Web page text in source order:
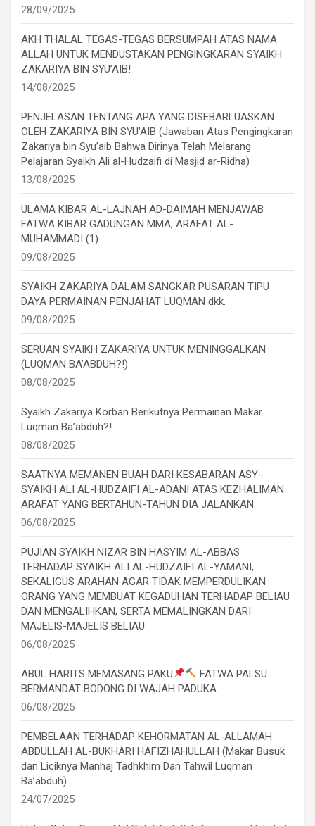
28/09/2025
AKH THALAL TEGAS-TEGAS BERSUMPAH ATAS NAMA
ALLAH UNTUK MENDUSTAKAN PENGINGKARAN SYAIKH
ZAKARIYA BIN SYU’AIB!
14/08/2025
PENJELASAN TENTANG APA YANG DISEBARLUASKAN
OLEH ZAKARIYA BIN SYU’AIB (Jawaban Atas Pengingkaran
Zakariya bin Syu’aib Bahwa Dirinya Telah Melarang
Pelajaran Syaikh Ali al-Hudzaifi di Masjid ar-Ridha)
13/08/2025
ULAMA KIBAR AL-LAJNAH AD-DAIMAH MENJAWAB
FATWA KIBAR GADUNGAN MMA, ARAFAT AL-
MUHAMMADI (1)
09/08/2025
SYAIKH ZAKARIYA DALAM SANGKAR PUSARAN TIPU
DAYA PERMAINAN PENJAHAT LUQMAN dkk.
09/08/2025
SERUAN SYAIKH ZAKARIYA UNTUK MENINGGALKAN
(LUQMAN BA’ABDUH?!)
08/08/2025
Syaikh Zakariya Korban Berikutnya Permainan Makar
Luqman Ba’abduh?!
08/08/2025
SAATNYA MEMANEN BUAH DARI KESABARAN ASY-
SYAIKH ALI AL-HUDZAIFI AL-ADANI ATAS KEZHALIMAN
ARAFAT YANG BERTAHUN-TAHUN DIA JALANKAN
06/08/2025
PUJIAN SYAIKH NIZAR BIN HASYIM AL-ABBAS
TERHADAP SYAIKH ALI AL-HUDZAIFI AL-YAMANI,
SEKALIGUS ARAHAN AGAR TIDAK MEMPERDULIKAN
ORANG YANG MEMBUAT KEGADUHAN TERHADAP BELIAU
DAN MENGALIHKAN, SERTA MEMALINGKAN DARI
MAJELIS-MAJELIS BELIAU
06/08/2025
ABUL HARITS MEMASANG PAKU
FATWA PALSU
BERMANDAT BODONG DI WAJAH PADUKA
06/08/2025
PEMBELAAN TERHADAP KEHORMATAN AL-ALLAMAH
ABDULLAH AL-BUKHARI HAFIZHAHULLAH (Makar Busuk
dan Liciknya Manhaj Tadhkhim Dan Tahwil Luqman
Ba’abduh)
24/07/2025